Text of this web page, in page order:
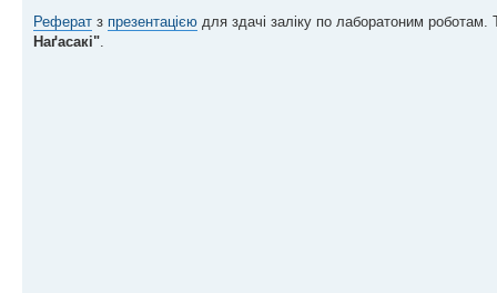
Реферат з презентацією для здачі заліку по лаборатоним
Наґасакі".